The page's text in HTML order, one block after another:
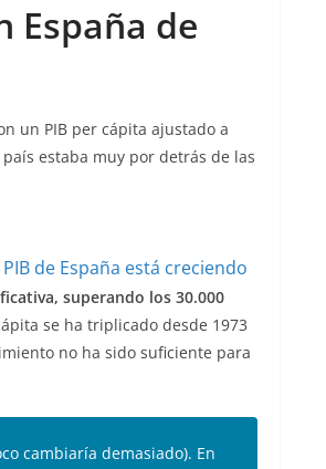
España de
un PIB per cápita ajustado a
estaba muy por detrás de las
superando los 30.000
se ha triplicado desde 1973
no ha sido suficiente para
cambiaría demasiado). En